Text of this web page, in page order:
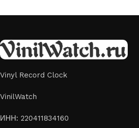
Vinyl Record Clock
VinilWatch
ИНН: 220411834160